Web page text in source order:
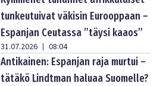
tunkeutuivat väkisin Eurooppaan –
Espanjan Ceutassa ”täysi kaaos”
31.07.2026 | 08:04
Antikainen: Espanjan raja murtui –
tätäkö Lindtman haluaa Suomelle?